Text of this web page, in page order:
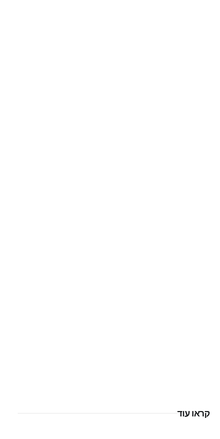
קראו עוד